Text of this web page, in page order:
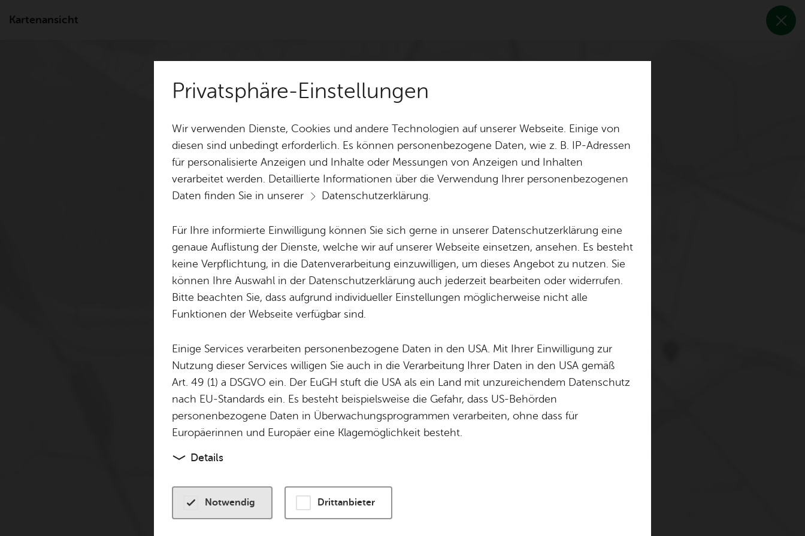
Kartenansicht
Cookie-Hinweis
Zum Laden dieser Karte wird eine Verbindung zu externen Servern hergestellt. Diese verwenden Cookies und
andere Tracking-Technologien, um die Bedienung zu personalisieren und zu verbessern. Weitere Informationen
Cookies akzeptieren und Karte laden
Privatsphäre-Einstellungen
Wir verwenden Dienste, Cookies und andere Technologien auf unserer Webseite. Einige von
diesen sind unbedingt erforderlich. Es können personenbezogene Daten, wie z. B. IP-Adressen
für personalisierte Anzeigen und Inhalte oder Messungen von Anzeigen und Inhalten
verarbeitet werden. Detaillierte Informationen über die Verwendung Ihrer personenbezogenen
Daten finden Sie in unserer
Datenschutzerklärung.
Für Ihre informierte Einwilligung können Sie sich gerne in unserer Datenschutzerklärung eine
genaue Auflistung der Dienste, welche wir auf unserer Webseite einsetzen, ansehen. Es besteht
keine Verpflichtung, in die Datenverarbeitung einzuwilligen, um dieses Angebot zu nutzen. Sie
können Ihre Auswahl in der Datenschutzerklärung auch jederzeit bearbeiten oder widerrufen.
Bitte beachten Sie, dass aufgrund individueller Einstellungen möglicherweise nicht alle
Funktionen der Webseite verfügbar sind.
Einige Services verarbeiten personenbezogene Daten in den USA. Mit Ihrer Einwilligung zur
Nutzung dieser Services willigen Sie auch in die Verarbeitung Ihrer Daten in den USA gemäß
Art. 49 (1) a DSGVO ein. Der EuGH stuft die USA als ein Land mit unzureichendem Datenschutz
nach EU-Standards ein. Es besteht beispielsweise die Gefahr, dass US-Behörden
personenbezogene Daten in Überwachungsprogrammen verarbeiten, ohne dass für
Europäerinnen und Europäer eine Klagemöglichkeit besteht.
Details
Notwendig Drittanbieter